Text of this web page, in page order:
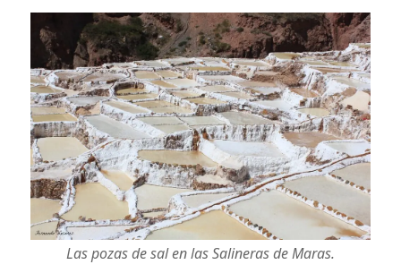
Las pozas de sal en las Salineras de Maras.